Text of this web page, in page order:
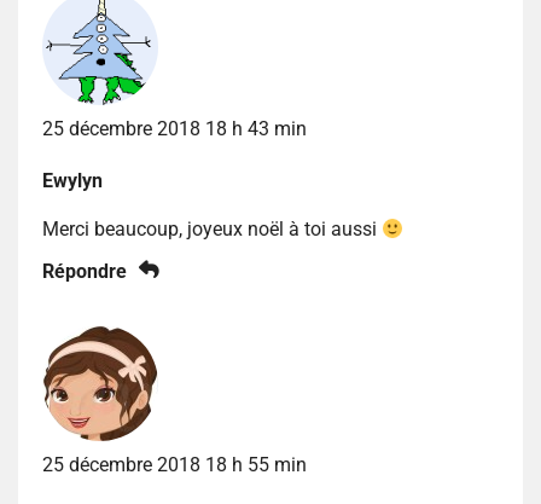
25 décembre 2018 18 h 43 min
Ewylyn
Merci beaucoup, joyeux noël à toi aussi
Répondre
25 décembre 2018 18 h 55 min